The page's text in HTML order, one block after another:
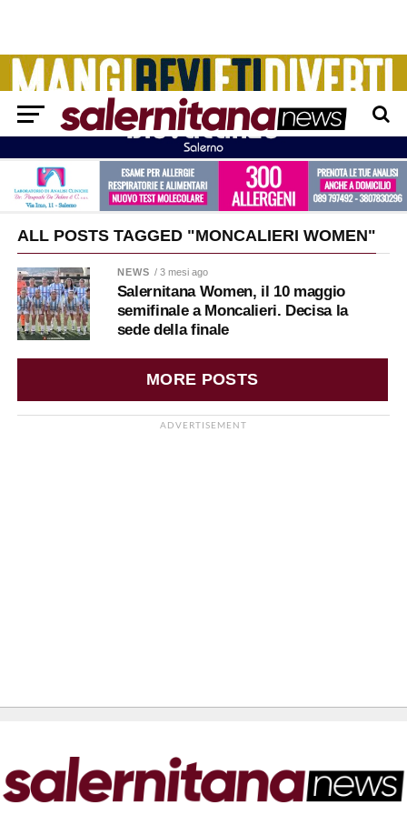
ALL POSTS TAGGED "MONCALIERI WOMEN"
NEWS / 3 mesi ago
Salernitana Women, il 10 maggio
semifinale a Moncalieri. Decisa la
sede della finale
MORE POSTS
ADVERTISEMENT